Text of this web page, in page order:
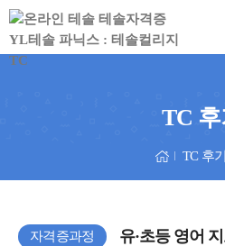
TC 후
TC 후기
자격증과정
유·초등 영어